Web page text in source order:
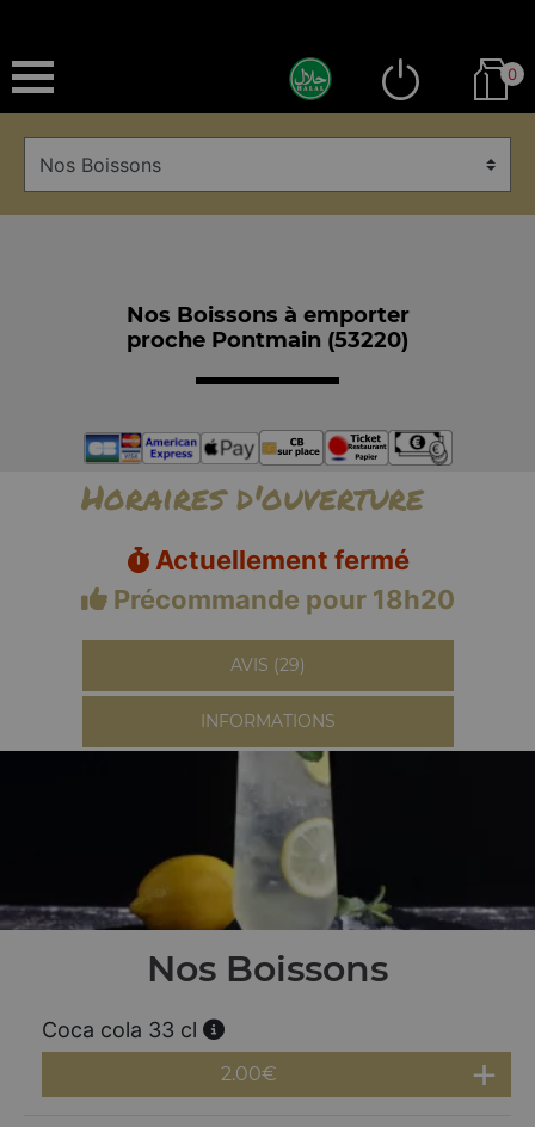
0
Nos Boissons à emporter
proche Pontmain (53220)
Horaires d'ouverture
Actuellement fermé
Précommande pour 18h20
AVIS (29)
INFORMATIONS
Nos Boissons
Coca cola 33 cl
2.00€